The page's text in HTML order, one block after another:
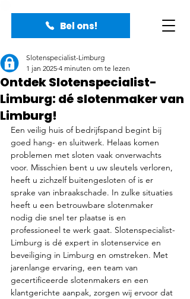
Bel ons!
Ontdek Slotenspecialist-
Limburg: dé slotenmaker van
Limburg!
Slotenspecialist-Limburg
1 jan 2025 4 minuten om te lezen
Een veilig huis of bedrijfspand begint bij
goed hang- en sluitwerk. Helaas komen
problemen met sloten vaak onverwachts
voor. Misschien bent u uw sleutels verloren,
heeft u zichzelf buitengesloten of is er
sprake van inbraakschade. In zulke situaties
heeft u een betrouwbare slotenmaker
nodig die snel ter plaatse is en
professioneel te werk gaat. Slotenspecialist-
Limburg is dé expert in slotenservice en
beveiliging in Limburg en omstreken. Met
jarenlange ervaring, een team van
gecertificeerde slotenmakers en een
klantgerichte aanpak, zorgen wij ervoor dat